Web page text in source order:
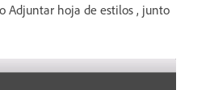
Adjuntar hoja de estilos , junto